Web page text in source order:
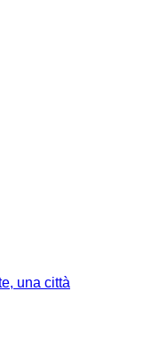
una città